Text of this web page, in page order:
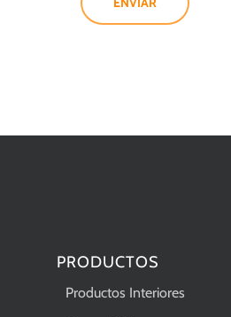
PRODUCTOS
Productos Interiores